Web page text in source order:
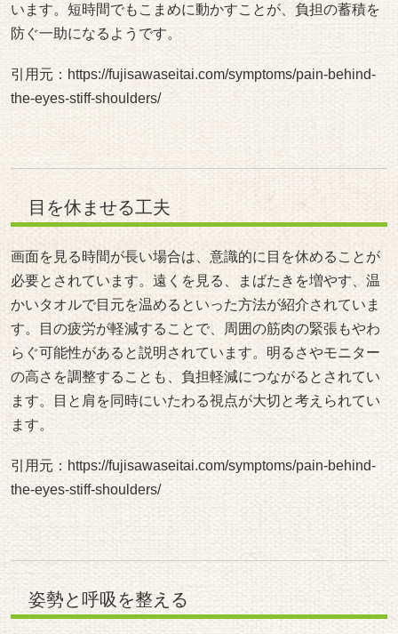
います。短時間でもこまめに動かすことが、負担の蓄積を
防ぐ一助になるようです。
引用元： https://fujisawaseitai.com/symptoms/pain-behind-
the-eyes-stiff-shoulders/
目を休ませる工夫
画面を見る時間が長い場合は、意識的に目を休めることが
必要とされています。遠くを見る、まばたきを増やす、温
かいタオルで目元を温めるといった方法が紹介されていま
す。目の疲労が軽減することで、周囲の筋肉の緊張もやわ
らぐ可能性があると説明されています。明るさやモニター
の高さを調整することも、負担軽減につながるとされてい
ます。目と肩を同時にいたわる視点が大切と考えられてい
ます。
引用元： https://fujisawaseitai.com/symptoms/pain-behind-
the-eyes-stiff-shoulders/
姿勢と呼吸を整える